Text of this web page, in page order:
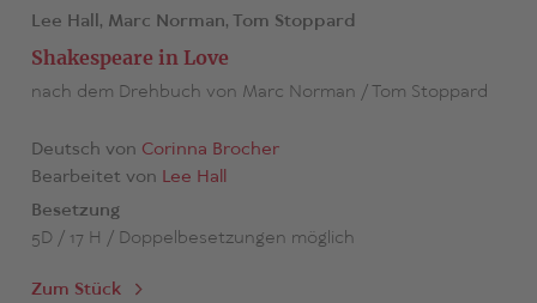
Lee Hall, Marc Norman, Tom Stoppard
Shakespeare in Love
nach dem Drehbuch von Marc Norman / Tom Stoppard
Deutsch von Corinna Brocher
Bearbeitet von Lee Hall
Besetzung
5D / 17 H / Doppelbesetzungen möglich
Zum Stück